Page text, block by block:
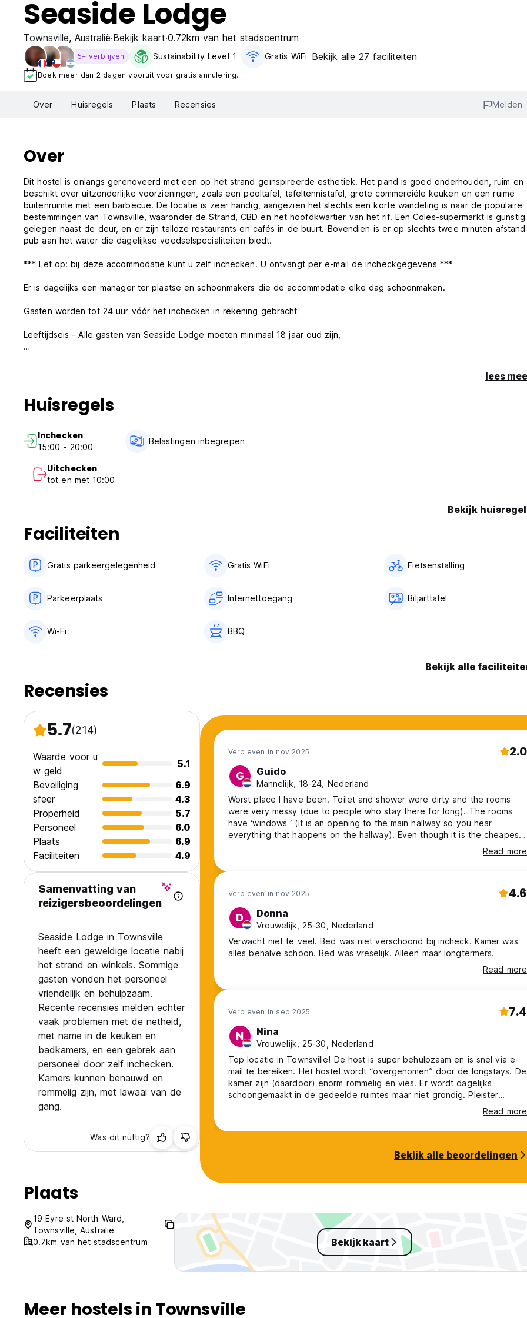
Seaside Lodge
Townsville, Australië Bekijk kaart 0.72km van het stadscentrum
5+ verblijven Sustainability Level 1 Gratis WiFi Bekijk alle 27 faciliteiten
Boek meer dan 2 dagen vooruit voor gratis annulering.
Over Huisregels Plaats Recensies Melden
Over
Dit hostel is onlangs gerenoveerd met een op het strand geïnspireerde esthetiek. Het pand is goed onderhouden, ruim en
beschikt over uitzonderlijke voorzieningen, zoals een pooltafel, tafeltennistafel, grote commerciële keuken en een ruime
buitenruimte met een barbecue. De locatie is zeer handig, aangezien het slechts een korte wandeling is naar de populaire
bestemmingen van Townsville, waaronder de Strand, CBD en het hoofdkwartier van het rif. Een Coles-supermarkt is gunstig
gelegen naast de deur, en er zijn talloze restaurants en cafés in de buurt. Bovendien is er op slechts twee minuten
pub aan het water die dagelijkse voedselspecialiteiten biedt.
*** Let op: bij deze accommodatie kunt u zelf inchecken. U ontvangt per e-mail de incheckgegevens ***
Er is dagelijks een manager ter plaatse en schoonmakers die de accommodatie elke dag schoonmaken.
Gasten worden tot 24 uur vóór het inchecken in rekening gebracht
Leeftijdseis - Alle gasten van Seaside Lodge moeten minimaal 18 jaar oud zijn,
Annuleringen - voor standaardboekingen kunt u tot één dag vóór uw incheckdatum annuleren.
Inchecken kan vanaf 15:00 uur. U kunt eerder uw bagage achterlaten of gebruik maken van de faciliteiten, afhankelijk van
schoonmakers voor het inchecken.
Uitchecken is 10.00 uur
Houd er rekening mee dat alle kamers een gedeelde badkamer hebben.
Er zijn in totaal 6 badkamers en de voorzieningen worden dagelijks schoongemaakt. (Auto-translated from original
lees
Huisregels
Inchecken
15:00 - 20:00
Uitchecken
tot en met 10:00
Belastingen inbegrepen
Bekijk
Faciliteiten
Gratis parkeergelegenheid Gratis WiFi Fietsenstalling
Parkeerplaats Internettoegang Biljarttafel
Wi-Fi BBQ
Bekijk alle
Recensies
5.7(214)
Waarde voor u
w geld
5.1
Beveiliging
6.9
sfeer
4.3
Properheid
5.7
Personeel
6.0
Plaats
6.9
Faciliteiten
4.9
Samenvatting van
reizigersbeoordelingen
Seaside Lodge in Townsville
heeft een geweldige locatie nabij
het strand en winkels. Sommige
gasten vonden het personeel
vriendelijk en behulpzaam.
Recente recensies melden echter
vaak problemen met de netheid,
met name in de keuken en
badkamers, en een gebrek aan
personeel door zelf inchecken.
Kamers kunnen benauwd en
rommelig zijn, met lawaai van de
gang.
Was dit nuttig?
Verbleven in nov 2025 2.0
G Guido
Mannelijk, 18-24, Nederland
Worst place I have been. Toilet and shower were dirty and the rooms
were very messy (due to people who stay there for long). The rooms
have ‘windows ‘ (it is an opening to the main hallway so you hear
everything that happens on the hallway). Even though it is the cheapest
Read more
Verbleven in nov 2025 4.6
D Donna
Vrouwelijk, 25-30, Nederland
Verwacht niet te veel. Bed was niet verschoond bij incheck. Kamer was
alles behalve schoon. Bed was vreselijk. Alleen maar longtermers.
Read more
Verbleven in sep 2025 7.4
N Nina
Vrouwelijk, 25-30, Nederland
Top locatie in Townsville! De host is super behulpzaam en is snel via e-
mail te bereiken. Het hostel wordt “overgenomen” door de longstays. De
kamer zijn (daardoor) enorm rommelig en vies. Er wordt dagelijks
schoongemaakt in de gedeelde ruimtes maar niet grondig. Pleister
bijvoorbeeld liggen er drie dagen op de grond. Het is waar voor je geld,
Read more
Bekijk alle beoordelingen
Plaats
19 Eyre st North Ward,
Townsville, Australië
0.7km van het stadscentrum
Bekijk kaart
Meer hostels in Townsville